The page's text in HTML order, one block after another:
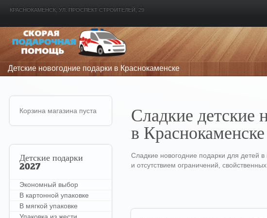
КРАСНОКАМЕНСК, УЛ. ПРОСПЕКТ СТРОИТЕЛЕЙ, 29
Детские новогодние подарки в Краснокаменске
Сладкие детские
в Краснокаменске
Сладкие новогодние подарки для детей
и отсутствием ограничений,
Корзина магазина пуста
Детские подарки
2027
Экономный выбор
В картонной упаковке
В мягкой упаковке